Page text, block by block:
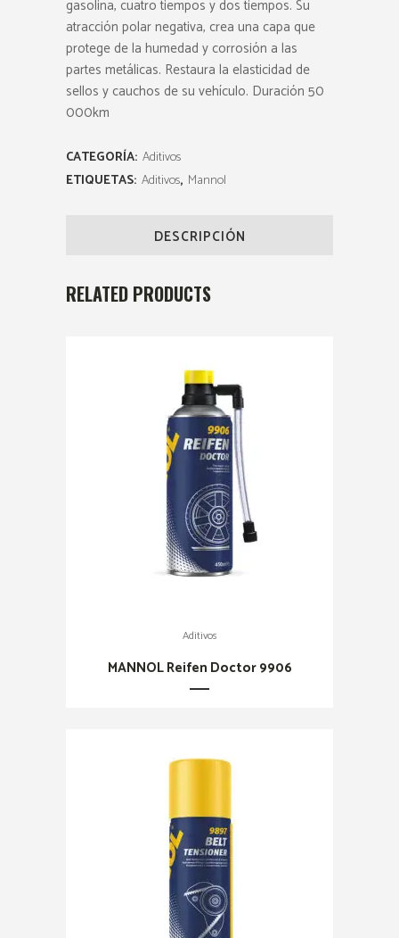
gasolina, cuatro tiempos y dos tiempos. Su
atracción polar negativa, crea una capa que
protege de la humedad y corrosión a las
partes metálicas. Restaura la elasticidad de
sellos y cauchos de su vehículo. Duración 50
000km
CATEGORÍA: Aditivos
ETIQUETAS: Aditivos, Mannol
DESCRIPCIÓN
RELATED PRODUCTS
Aditivos
MANNOL Reifen Doctor 9906